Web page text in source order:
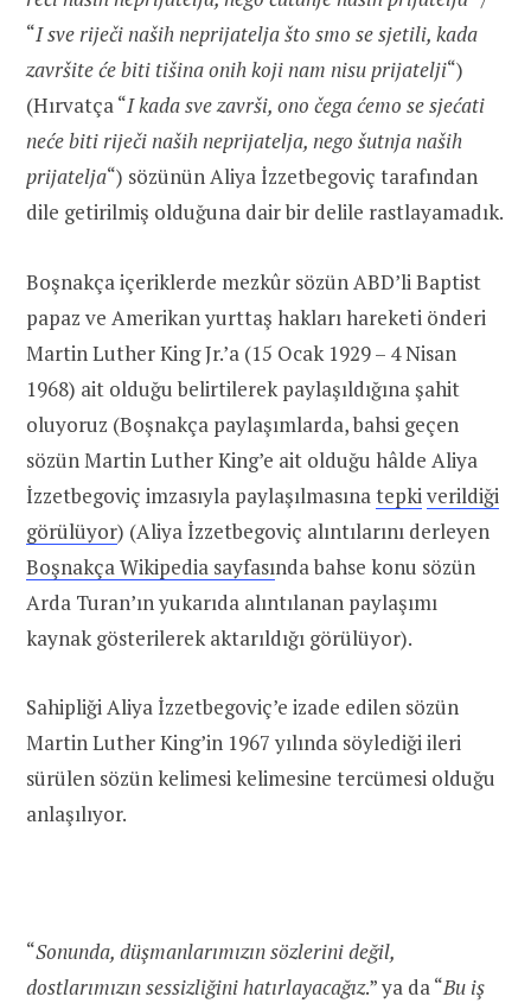
“I sve riječi naših neprijatelja što smo se sjetili, kada
završite će biti tišina onih koji nam nisu prijatelji“)
(Hırvatça “I kada sve završi, ono čega ćemo se sjećati
neće biti riječi naših neprijatelja, nego šutnja naših
prijatelja“) sözünün Aliya İzzetbegoviç tarafından
dile getirilmiş olduğuna dair bir delile rastlayamadık.
Boşnakça içeriklerde mezkûr sözün ABD’li Baptist
papaz ve Amerikan yurttaş hakları hareketi önderi
Martin Luther King Jr.’a (15 Ocak 1929 – 4 Nisan
1968) ait olduğu belirtilerek paylaşıldığına şahit
oluyoruz (Boşnakça paylaşımlarda, bahsi geçen
sözün Martin Luther King’e ait olduğu hâlde Aliya
İzzetbegoviç imzasıyla paylaşılmasına tepki verildiği
görülüyor) (Aliya İzzetbegoviç alıntılarını derleyen
Boşnakça Wikipedia sayfasında bahse konu sözün
Arda Turan’ın yukarıda alıntılanan paylaşımı
kaynak gösterilerek aktarıldığı görülüyor).
Sahipliği Aliya İzzetbegoviç’e izade edilen sözün
Martin Luther King’in 1967 yılında söylediği ileri
sürülen sözün kelimesi kelimesine tercümesi olduğu
anlaşılıyor.
“Sonunda, düşmanlarımızın sözlerini değil,
dostlarımızın sessizliğini hatırlayacağız.” ya da “Bu iş